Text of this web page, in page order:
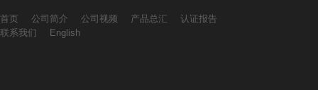
首页 公司简介 公司视频 产品总汇
认证报告
联系我们
English